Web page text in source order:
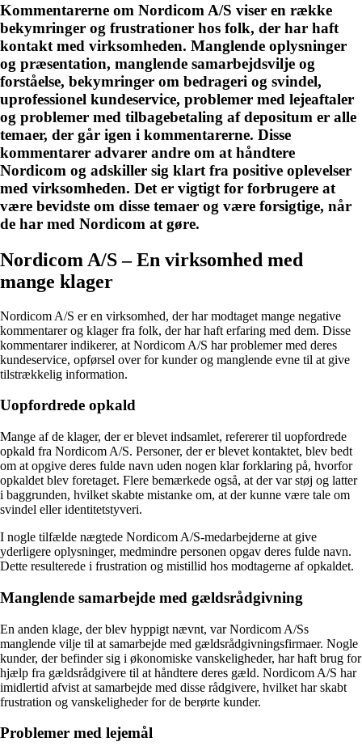
Kommentarerne om Nordicom A/S viser en række
bekymringer og frustrationer hos folk, der har haft
kontakt med virksomheden. Manglende oplysninger
og præsentation, manglende samarbejdsvilje og
forståelse, bekymringer om bedrageri og svindel,
uprofessionel kundeservice, problemer med lejeaftaler
og problemer med tilbagebetaling af depositum er alle
temaer, der går igen i kommentarerne. Disse
kommentarer advarer andre om at håndtere
Nordicom og adskiller sig klart fra positive oplevelser
med virksomheden. Det er vigtigt for forbrugere at
være bevidste om disse temaer og være forsigtige, når
de har med Nordicom at gøre.
Nordicom A/S – En virksomhed med
mange klager
Nordicom A/S er en virksomhed, der har modtaget mange negative
kommentarer og klager fra folk, der har haft erfaring med dem. Disse
kommentarer indikerer, at Nordicom A/S har problemer med deres
kundeservice, opførsel over for kunder og manglende evne til at give
tilstrækkelig information.
Uopfordrede opkald
Mange af de klager, der er blevet indsamlet, refererer til uopfordrede
opkald fra Nordicom A/S. Personer, der er blevet kontaktet, blev bedt
om at opgive deres fulde navn uden nogen klar forklaring på, hvorfor
opkaldet blev foretaget. Flere bemærkede også, at der var støj og latter
i baggrunden, hvilket skabte mistanke om, at der kunne være tale om
svindel eller identitetstyveri.
I nogle tilfælde nægtede Nordicom A/S-medarbejderne at give
yderligere oplysninger, medmindre personen opgav deres fulde navn.
Dette resulterede i frustration og mistillid hos modtagerne af opkaldet.
Manglende samarbejde med gældsrådgivning
En anden klage, der blev hyppigt nævnt, var Nordicom A/Ss
manglende vilje til at samarbejde med gældsrådgivningsfirmaer. Nogle
kunder, der befinder sig i økonomiske vanskeligheder, har haft brug for
hjælp fra gældsrådgivere til at håndtere deres gæld. Nordicom A/S har
imidlertid afvist at samarbejde med disse rådgivere, hvilket har skabt
frustration og vanskeligheder for de berørte kunder.
Problemer med lejemål